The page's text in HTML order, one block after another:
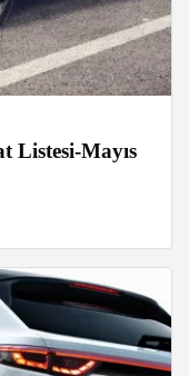
Listesi-Mayıs